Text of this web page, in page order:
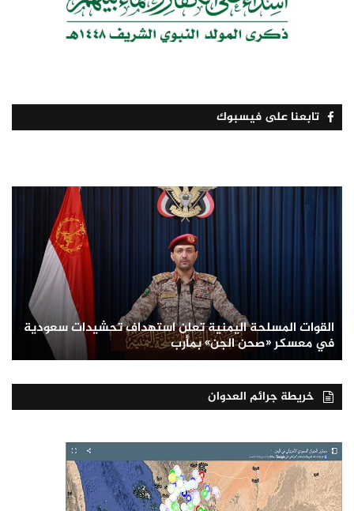
تابعنا على فيسبوك
القوات المسلحة اليمنية تعلن استهداف تحشيدات سعودية
في معسكر «صحن الجن» بمأرب
خريطة جرائم العدوان